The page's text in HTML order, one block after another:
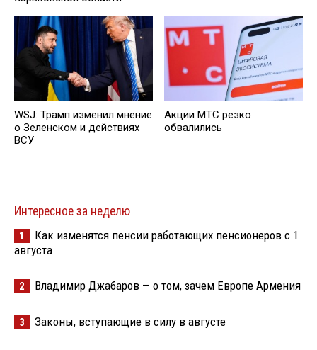
WSJ: Трамп изменил мнение
о Зеленском и действиях
ВСУ
Акции МТС резко
обвалились
Интересное за неделю
1
Как изменятся пенсии работающих пенсионеров с 1
августа
2 Владимир Джабаров — о том, зачем Европе Армения
3 Законы, вступающие в силу в августе